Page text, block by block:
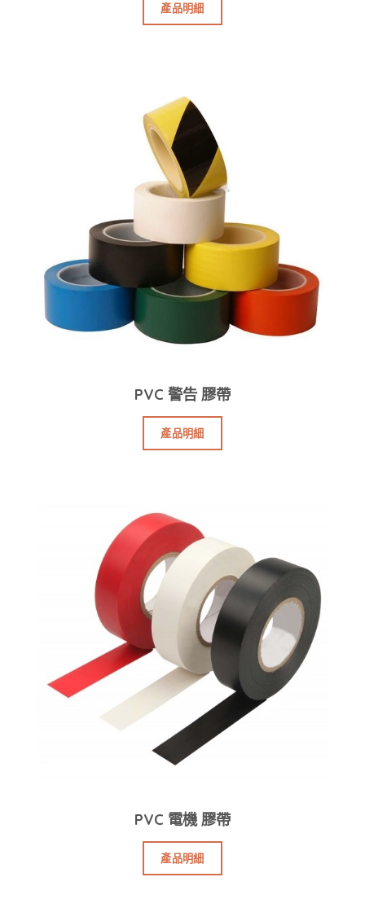
產品明細
PVC 警告 膠帶
產品明細
PVC 電機 膠帶
產品明細